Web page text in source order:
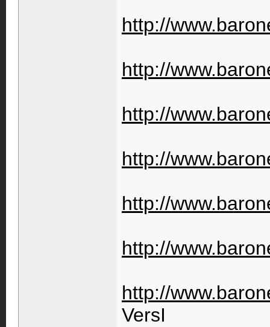
http://
http://
http://
http://
http://
http://
http://
VersI